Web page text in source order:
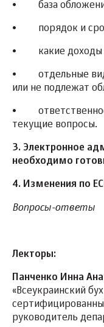
• база
• порядок и
• какие доходы
• отдельные
или не подлежат
•
текущие вопросы.
3. Электронное
необходимо
4. Изменения по
Вопросы-ответы
Лекторы:
Панченко Инна
«Всеукраинский
руководитель